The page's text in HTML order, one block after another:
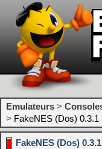
Emulateurs >
> FakeNES (Dos) 0.3.1
FakeNES (Dos) 0.3.1